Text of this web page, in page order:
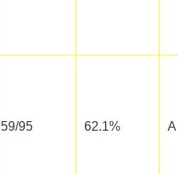
59/95 62.1% A